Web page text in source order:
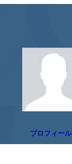
プロフィール